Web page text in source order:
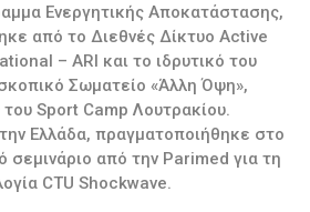
Ενεργητικής Αποκατάστασης,
από το Διεθνές Δίκτυο Active
– ARI και το ιδρυτικό του
Σωματείο «Άλλη Όψη»,
Sport Camp Λουτρακίου.
Ελλάδα, πραγματοποιήθηκε στο
σεμινάριο από την Parimed για τη
CTU Shockwave.